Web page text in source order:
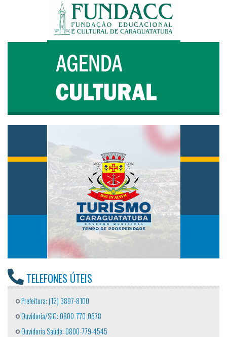
TELEFONES ÚTEIS
Prefeitura: (12) 3897-8100
Ouvidoria/SIC: 0800-770-0678
Ouvidoria Saúde: 0800-779-4545